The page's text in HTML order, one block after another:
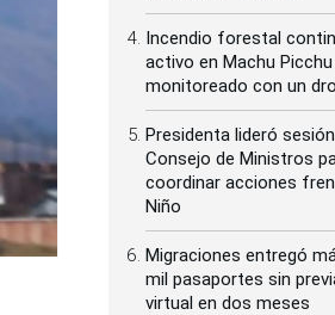
Incendio forestal
activo en Machu
monitoreado con un
Presidenta lideró
Consejo de Ministros
coordinar acciones
Niño
Migraciones entregó
mil pasaportes sin
virtual en dos meses